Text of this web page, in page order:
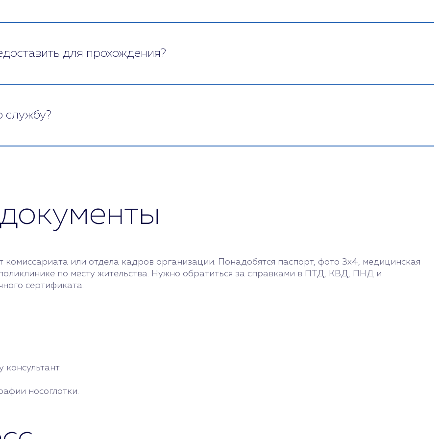
пациента. Для этого он наблюдает за ним, делает вывода во время общения, опрашивает о
Врач выясняет, насколько пациент осведомлен о современной технике, способен ли
для прохождения?
кадров.
кожно-венерологического диспансера, психоневрологического диспансера и
носоглотки.
службу?
психиатр, станет ясно, годен ли гражданин к службе в армии. Это касается как срочников,
на то, будет ли служить человек, и где.
или отдела кадров организации. Понадобятся паспорт, фото 3х4, медицинская
по месту жительства. Нужно обратиться за справками в ПТД, КВД, ПНД и
сертификата.
носоглотки.